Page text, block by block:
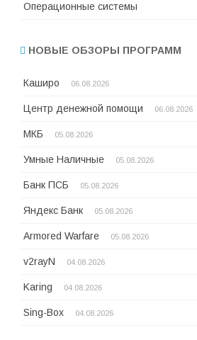
Операционные системы
НОВЫЕ ОБЗОРЫ ПРОГРАММ
Каширо 06.08.2026
Центр денежной помощи 06.08.2026
МКБ 05.08.2026
Умные Наличные 05.08.2026
Банк ПСБ 05.08.2026
Яндекс Банк 05.08.2026
Armored Warfare 05.08.2026
v2rayN 04.08.2026
Karing 04.08.2026
Sing-Box 04.08.2026